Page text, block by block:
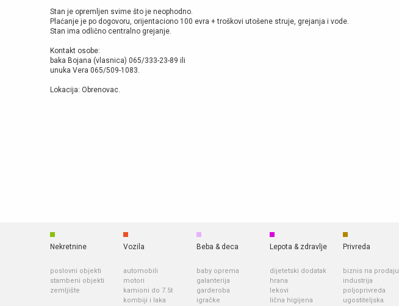
Stan je opremljen svime što je neophodno.
Plaćanje je po dogovoru, orijentaciono 100 evra + troškovi utošene struje, grejanja i vode.
Stan ima odlično centralno grejanje.
Kontakt osobe:
baka Bojana (vlasnica) 065/333-23-89 ili
unuka Vera 065/509-1083.
Lokacija: Obrenovac.
Nekretnine
poslovni objekti
stambeni objekti
zemljište
Vozila
automobili
motori
kamioni do 7.5t
kombiji i laka
Beba & deca
baby oprema
galanterija
garderoba
igračke
Lepota & zdravlje
dijetetski dodatak
hrana
lekovi
lična higijena
Privreda
biznis na prodaju
industrija
poljoprivreda
ugostiteljska